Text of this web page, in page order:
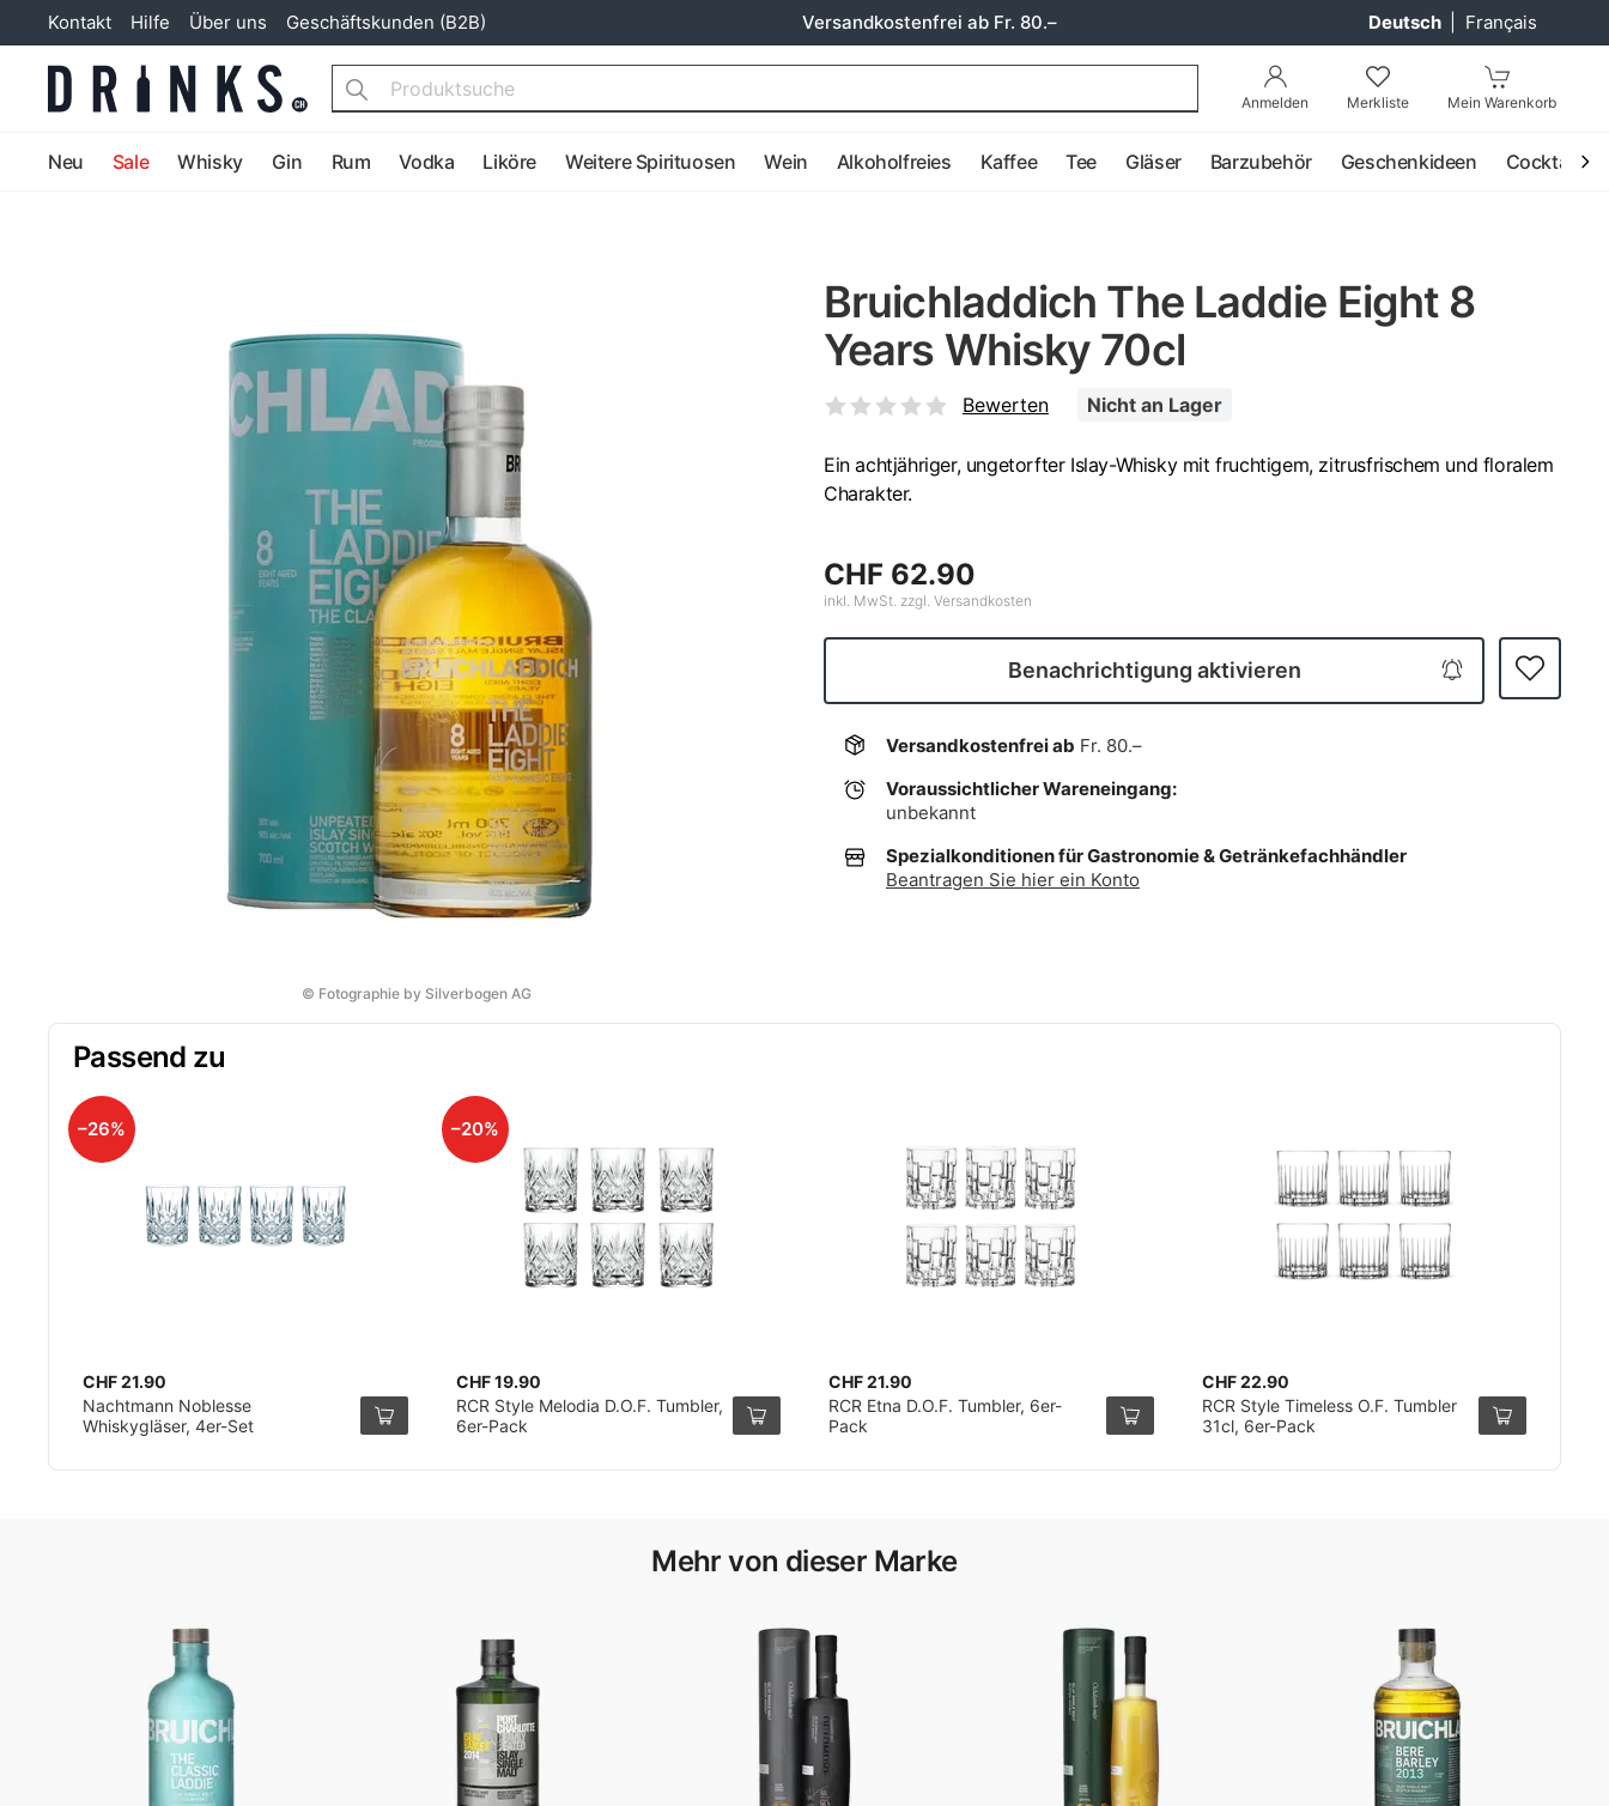
Kontakt Hilfe Über uns Geschäftskunden (B2B) Versandkostenfrei ab Fr. 80.– Deutsch Français
Anmelden Merkliste Mein Warenkorb
Search
Neu Sale Whisky Gin Rum Vodka Liköre Weitere Spirituosen Wein Alkoholfreies Kaffee Tee Gläser Barzubehör Geschenkideen Cocktail
© Fotographie by Silverbogen AG
Bruichladdich The Laddie Eight 8
Years Whisky 70cl
Bewerten Nicht an Lager
Ein achtjähriger, ungetorfter Islay-Whisky mit fruchtigem, zitrusfrischem und floralem
Charakter.
CHF 62.90
inkl. MwSt. zzgl. Versandkosten
Benachrichtigung aktivieren
Versandkostenfrei ab Fr. 80.–
Voraussichtlicher Wareneingang:
unbekannt
Spezialkonditionen für Gastronomie & Getränkefachhändler
Beantragen Sie hier ein Konto
Passend zu
–26%
CHF 21.90
Nachtmann Noblesse
Whiskygläser, 4er-Set
–20%
CHF 19.90
RCR Style Melodia D.O.F. Tumbler,
6er-Pack
CHF 21.90
RCR Etna D.O.F. Tumbler, 6er-
Pack
CHF 22.90
RCR Style Timeless O.F. Tumbler
31cl, 6er-Pack
Mehr von dieser Marke